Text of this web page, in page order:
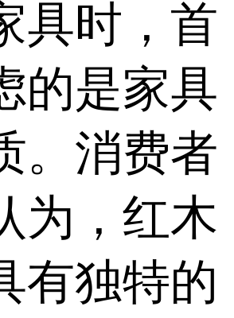
具时，首
的是家具
。消费者
为，红木
有独特的